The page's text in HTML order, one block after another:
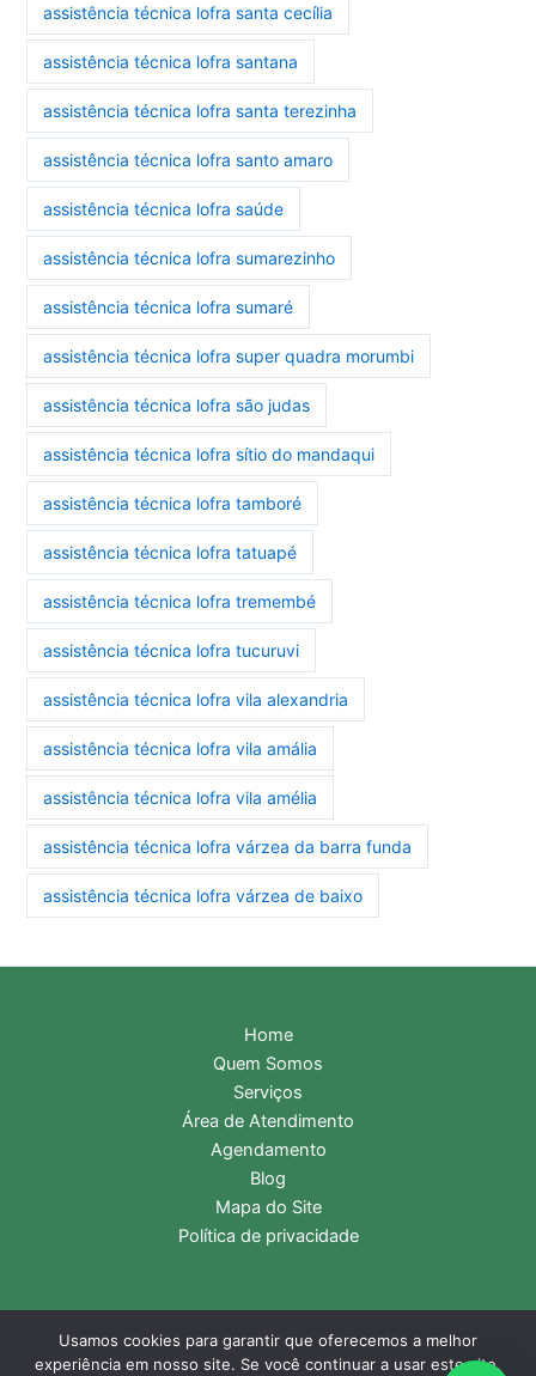
assistência técnica lofra santa cecília
assistência técnica lofra santana
assistência técnica lofra santa terezinha
assistência técnica lofra santo amaro
assistência técnica lofra saúde
assistência técnica lofra sumarezinho
assistência técnica lofra sumaré
assistência técnica lofra super quadra morumbi
assistência técnica lofra são judas
assistência técnica lofra sítio do mandaqui
assistência técnica lofra tamboré
assistência técnica lofra tatuapé
assistência técnica lofra tremembé
assistência técnica lofra tucuruvi
assistência técnica lofra vila alexandria
assistência técnica lofra vila amália
assistência técnica lofra vila amélia
assistência técnica lofra várzea da barra funda
assistência técnica lofra várzea de baixo
Home
Quem Somos
Serviços
Área de Atendimento
Agendamento
Blog
Mapa do Site
Política de privacidade
Copyright © 2026 Assistência Técnica Lofra | Central de
Usamos cookies para garantir que oferecemos a melhor
experiência em nosso site. Se você continuar a usar este site,